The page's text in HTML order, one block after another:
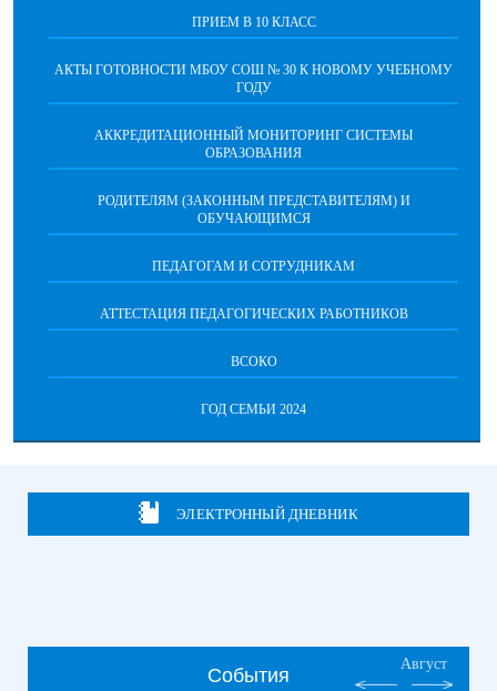
ПРИЕМ В 10 КЛАСС
АКТЫ ГОТОВНОСТИ МБОУ СОШ № 30 К НОВОМУ УЧЕБНОМУ
ГОДУ
АККРЕДИТАЦИОННЫЙ МОНИТОРИНГ СИСТЕМЫ
ОБРАЗОВАНИЯ
РОДИТЕЛЯМ (ЗАКОННЫМ ПРЕДСТАВИТЕЛЯМ) И
ОБУЧАЮЩИМСЯ
ПЕДАГОГАМ И СОТРУДНИКАМ
АТТЕСТАЦИЯ ПЕДАГОГИЧЕСКИХ РАБОТНИКОВ
ВСОКО
ГОД СЕМЬИ 2024
ЭЛЕКТРОННЫЙ ДНЕВНИК
События
Август